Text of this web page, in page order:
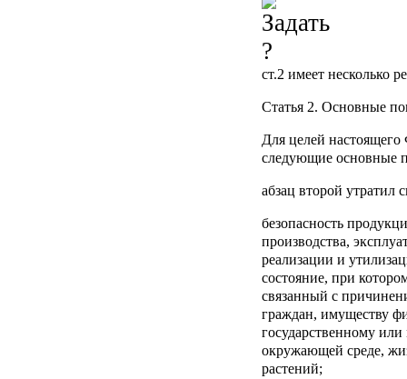
ст.2 имеет несколько
Статья 2. Основные
Для целей настоящего
следующие основные
абзац второй утратил
безопасность
производства,
реализации и
состояние, при
связанный с
граждан, имуществу
государственному
окружающей среде,
растений;